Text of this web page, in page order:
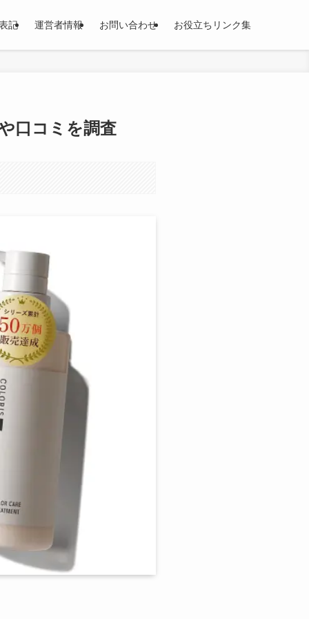
記 運営者情報 お問い合わせ お役立ちリンク集
口コミを調査